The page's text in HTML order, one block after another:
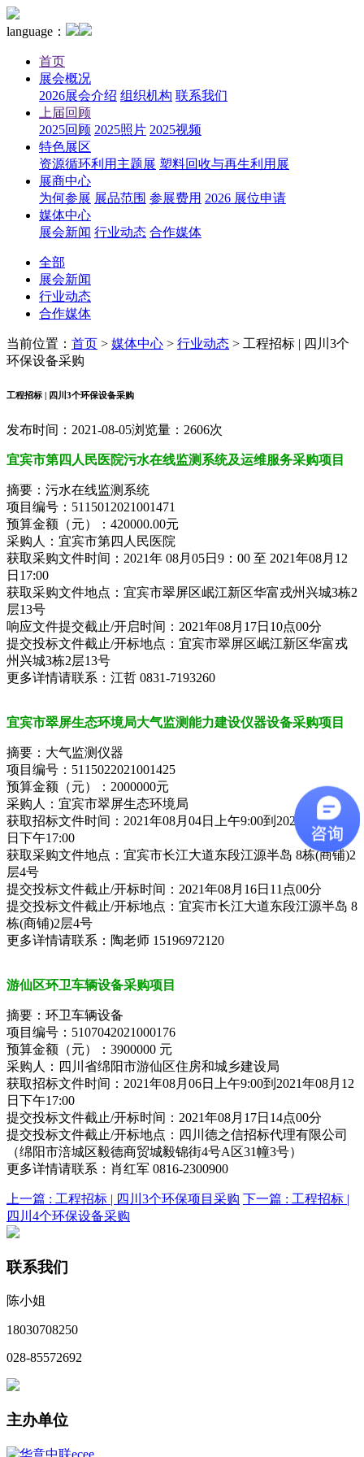
language：
首页
展会概况
2026展会介绍 组织机构 联系我们
上届回顾
2025回顾 2025照片 2025视频
特色展区
资源循环利用主题展 塑料回收与再生利用展
展商中心
为何参展 展品范围 参展费用 2026 展位申请
媒体中心
展会新闻 行业动态 合作媒体
全部
展会新闻
行业动态
合作媒体
当前位置： 首页 > 媒体中心 > 行业动态 > 工程招标 | 四川3个
环保设备采购
工程招标 | 四川3个环保设备采购
发布时间：2021-08-05浏览量：2606次
宜宾市第四人民医院污水在线监测系统及运维服务采购项目
摘要：污水在线监测系统
项目编号：5115012021001471
预算金额（元）：420000.00元
采购人：宜宾市第四人民医院
获取采购文件时间：2021年 08月05日9：00 至 2021年08月12
日17:00
获取采购文件地点：宜宾市翠屏区岷江新区华富戎州兴城3栋2
层13号
响应文件提交截止/开启时间：2021年08月17日10点00分
提交投标文件截止/开标地点：宜宾市翠屏区岷江新区华富戎
州兴城3栋2层13号
更多详情请联系：江哲 0831-7193260
宜宾市翠屏生态环境局大气监测能力建设仪器设备采购项目
摘要：大气监测仪器
项目编号：5115022021001425
预算金额（元）：2000000元
采购人：宜宾市翠屏生态环境局
获取招标文件时间：2021年08月04日上午9:00到2021年08月10
日下午17:00
获取采购文件地点：宜宾市长江大道东段江源半岛 8栋(商铺)2
层4号
提交投标文件截止/开标时间：2021年08月16日11点00分
提交投标文件截止/开标地点：宜宾市长江大道东段江源半岛 8
栋(商铺)2层4号
更多详情请联系：陶老师 15196972120
游仙区环卫车辆设备采购项目
摘要：环卫车辆设备
项目编号：5107042021000176
预算金额（元）：3900000 元
采购人：四川省绵阳市游仙区住房和城乡建设局
获取招标文件时间：2021年08月06日上午9:00到2021年08月12
日下午17:00
提交投标文件截止/开标时间：2021年08月17日14点00分
提交投标文件截止/开标地点：四川德之信招标代理有限公司
（绵阳市涪城区毅德商贸城毅锦街4号A区31幢3号）
更多详情请联系：肖红军 0816-2300900
上一篇 : 工程招标 | 四川3个环保项目采购 下一篇 : 工程招标 |
四川4个环保设备采购
联系我们
陈小姐
18030708250
028-85572692
主办单位